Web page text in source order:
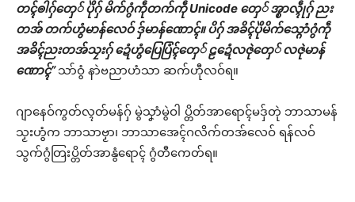
တၚ်ၜါဂှ်တှေ် ပိုဲဂှ် မိက်ဂွံကဵုတက်ကဵု Unicode တှေ် အ္စာလ္ၚဵုဂှ် ညး
တအ် တက်ဟွံမာန်လေဝ် ဒှ်မာန်ဏောၚ်။ ပိဂှ် အခိၚ်ပိုဲမိက်သ္ဂောံဂွံကဵု
အခိၚ်ညးတအ်သၠးဂှ် ဍေံဟွံပြေပြံၚ်တှေ် ဠဍေံလဇုဲတှေ် လဇုဲမာန်
ဏောၚ်”သာ်ဝွံ နာဲဗညာဟံသာ ဆက်ဟီုလဝ်ရ။
ဂျာနေဝ်ကွတ်လ္ၚတ်မန်ဂှ် မွဲသၞာံမွဲဝါ ပ္တိတ်အာရောၚ်မဒှ်တုဲ ဘာသာမန်
သၟးဟွံက ဘာသာဗၟာ၊ ဘာသာအေၚ်ဂလိက်တအ်လေဝ် ရန်လဝ်
သွက်ဂွံတြးပ္တိတ်အာနွံရောၚ် ဂွံတီကေတ်ရ။